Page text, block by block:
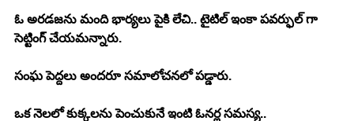
ఓ అరడజను మంది భార్యలు పైకి లేచి.. టైటిల్ ఇంకా పవర్ఫుల్ గా
సెట్టింగ్ చేయమన్నారు.
సంఘ పెద్దలు అందరూ సమాలోచనలో పడ్డారు.
ఒక నెలలో కుక్కలను పెంచుకునే ఇంటి ఓనర్ల సమస్య..